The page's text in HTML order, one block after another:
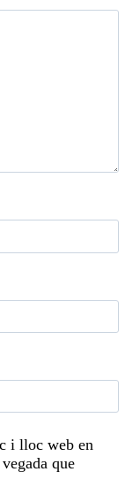
i lloc web en
que